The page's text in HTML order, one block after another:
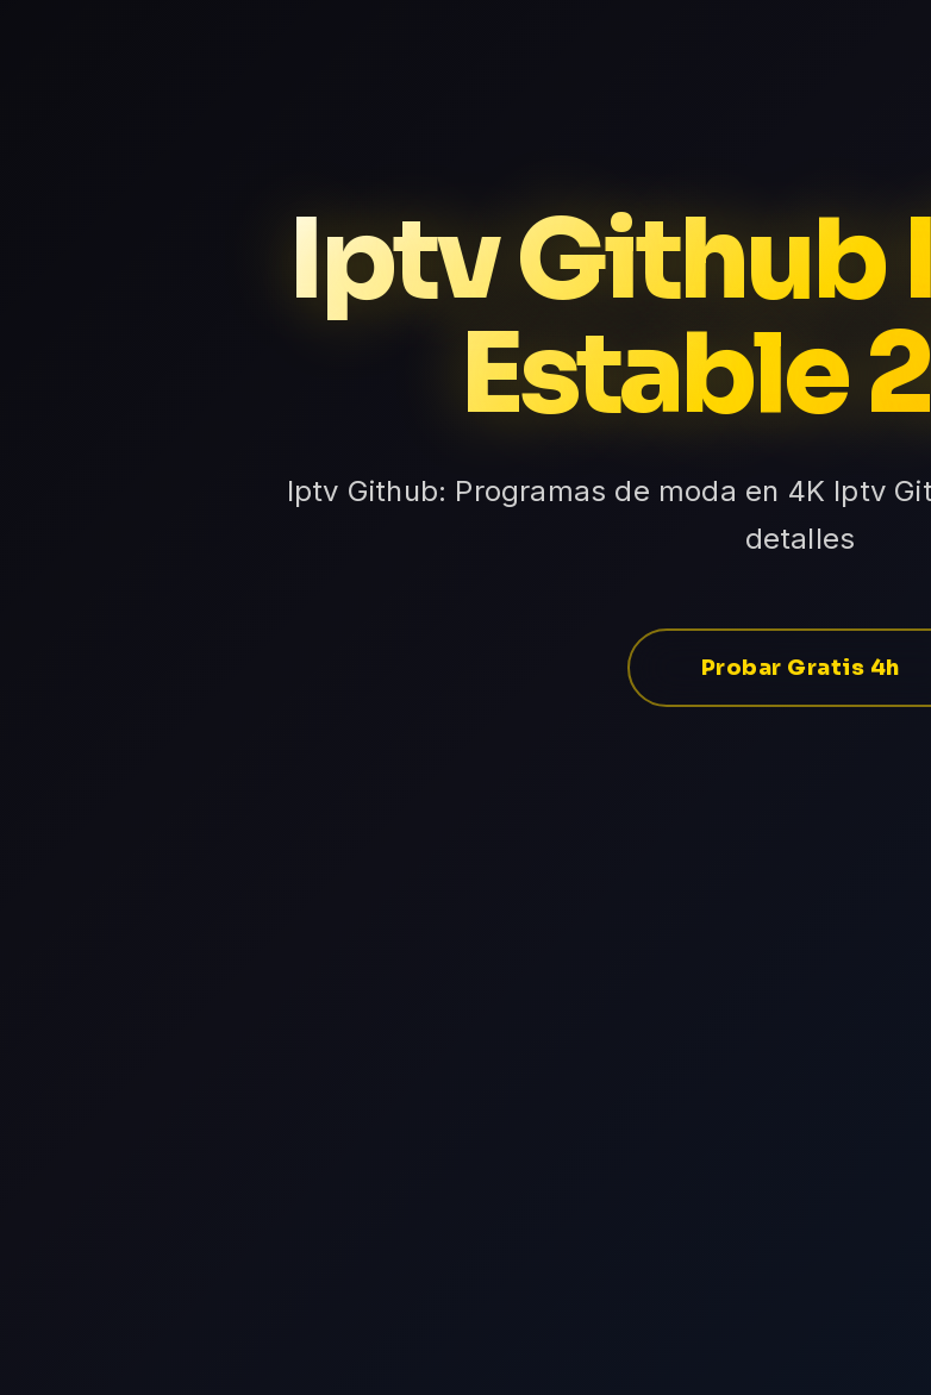
Iptv Github
Estable
Iptv Github: Programas de moda en 4K Iptv
detalles
Probar Gratis 4h